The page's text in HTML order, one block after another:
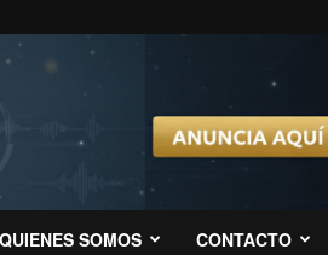
QUIENES SOMOS CONTACTO